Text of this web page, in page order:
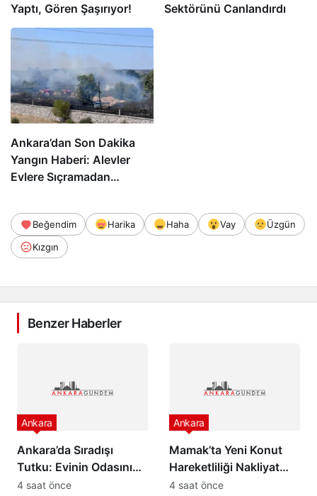
Yaptı, Gören Şaşırıyor!
Sektörünü Canlandırdı
Ankara’dan Son Dakika
Yangın Haberi: Alevler
Evlere Sıçramadan…
Beğendim Harika Haha Vay
Üzgün
Kızgın
Benzer Haberler
Ankara’da Sıradışı
Tutku: Evinin Odasını
Müze Yaptı, Gören
Ankara
4 saat önce
Mamak’ta Yeni Konut
Hareketliliği Nakliyat
Sektörünü Canlandırdı
Ankara
4 saat önce